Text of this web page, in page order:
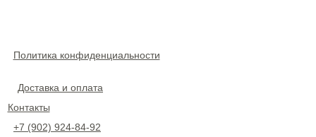
Политика конфиденциальности
Доставка и оплата
Контакты
+7 (902) 924-84-92